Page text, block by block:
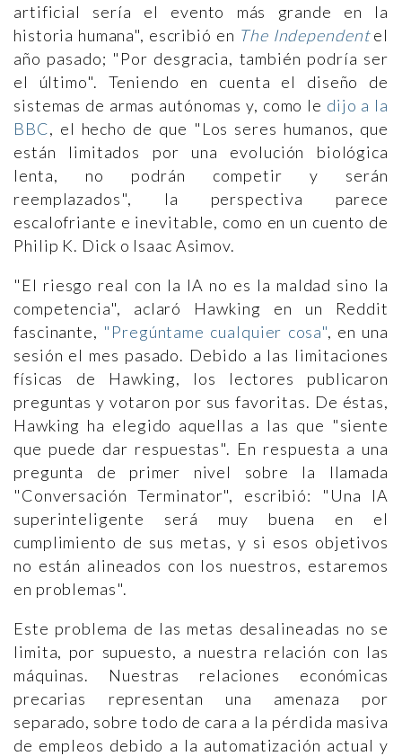
artificial sería el evento más grande en la
historia humana", escribió en The Independentel
año pasado; "Por desgracia, también podría ser
el último". Teniendo en cuenta el diseño de
sistemas de armas autónomas y, como le dijo a la
BBC, el hecho de que "Los seres humanos, que
están limitados por una evolución biológica
lenta, no podrán competir y serán
reemplazados", la perspectiva parece
escalofriante e inevitable, como en un cuento de
Philip K. Dick o Isaac Asimov.
"El riesgo real con la IA no es la maldad sino la
competencia", aclaró Hawking en un Reddit
fascinante, "Pregúntame cualquier cosa", en una
sesión el mes pasado. Debido a las limitaciones
físicas de Hawking, los lectores publicaron
preguntas y votaron por sus favoritas. De éstas,
Hawking ha elegido aquellas a las que "siente
que puede dar respuestas". En respuesta a una
pregunta de primer nivel sobre la llamada
"Conversación Terminator", escribió: "Una IA
superinteligente será muy buena en el
cumplimiento de sus metas, y si esos objetivos
no están alineados con los nuestros, estaremos
en problemas".
Este problema de las metas desalineadas no se
limita, por supuesto, a nuestra relación con las
máquinas. Nuestras relaciones económicas
precarias representan una amenaza por
separado, sobre todo de cara a la pérdida masiva
de empleos debido a la automatización actual y